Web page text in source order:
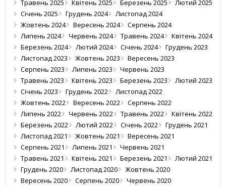
Травень 2025 Квітень 2025 Березень 2025
Лютий 2025
Січень 2025
Грудень 2024
Листопад 2024
Жовтень 2024
Вересень 2024
Серпень 2024
Липень 2024
Червень 2024 Травень 2024
Квітень 2024
Березень 2024
Лютий 2024 Січень 2024
Грудень 2023
Листопад 2023
Жовтень 2023
Вересень 2023
Серпень 2023
Липень 2023
Червень 2023
Травень 2023
Квітень 2023 Березень 2023
Лютий 2023
Січень 2023
Грудень 2022
Листопад 2022
Жовтень 2022
Вересень 2022
Серпень 2022
Липень 2022
Червень 2022 Травень 2022
Квітень 2022
Березень 2022
Лютий 2022 Січень 2022
Грудень 2021
Листопад 2021
Жовтень 2021
Вересень 2021
Серпень 2021
Липень 2021
Червень 2021
Травень 2021
Квітень 2021 Березень 2021
Лютий 2021
Грудень 2020
Листопад 2020
Жовтень 2020
Вересень 2020
Серпень 2020
Червень 2020